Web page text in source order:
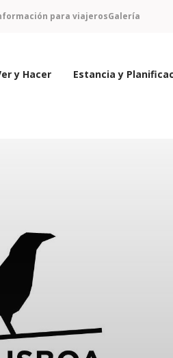
para viajerosGalería
y Hacer Estancia y